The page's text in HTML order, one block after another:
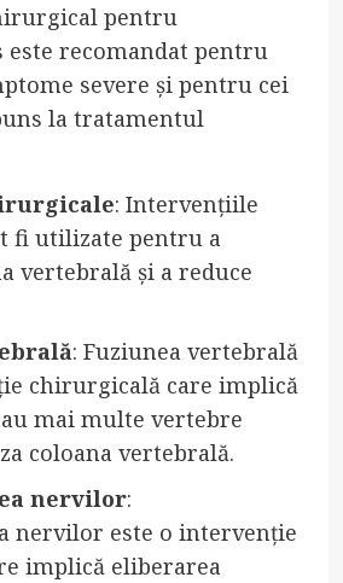
pentru
recomandat pentru
severe și pentru cei
la tratamentul
: Intervențiile
fi utilizate pentru a
vertebrală și a reduce
: Fuziunea vertebrală
chirurgicală care implică
mai multe vertebre
coloana vertebrală.
nervilor:
nervilor este o intervenție
implică eliberarea